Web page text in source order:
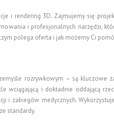
i rendering 3D. Zajmujemy się
i profesjonalnych narzędzi,
polega oferta i jak możemy Ci
rozrywkowym – są kluczowe
i dokładnie oddającą
i zabiegów medycznych.
standardy.